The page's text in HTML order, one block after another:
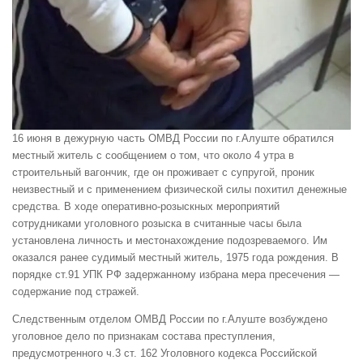
16 июня в дежурную часть ОМВД России по г.Алуште обратился
местный житель с сообщением о том, что около 4 утра в
строительный вагончик, где он проживает с супругой, проник
неизвестный и с применением физической силы похитил денежные
средства. В ходе оперативно-розыскных мероприятий
сотрудниками уголовного розыска в считанные часы была
установлена личность и местонахождение подозреваемого. Им
оказался ранее судимый местный житель, 1975 года рождения. В
порядке ст.91 УПК РФ задержанному избрана мера пресечения —
содержание под стражей.
Следственным отделом ОМВД России по г.Алуште возбуждено
уголовное дело по признакам состава преступления,
предусмотренного ч.3 ст. 162 Уголовного кодекса Российской